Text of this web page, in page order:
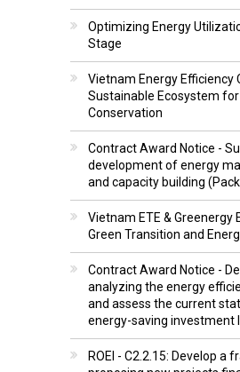
Optimizing Energy
Stage
Vietnam Energy Efficiency
Sustainable Ecosystem
Conservation
Contract Award Notice -
development of energy
and capacity building
Vietnam ETE & Greenergy
Green Transition and
Contract Award Notice -
analyzing the energy
and assess the current
energy-saving investment
ROEI - C2.2.15: Develop a